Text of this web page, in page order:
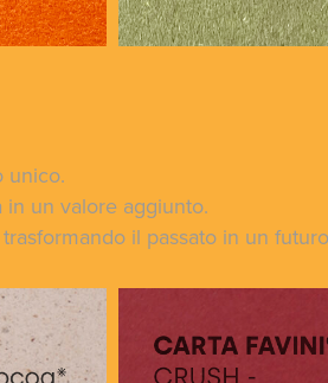
unico.
un valore aggiunto.
il passato in un